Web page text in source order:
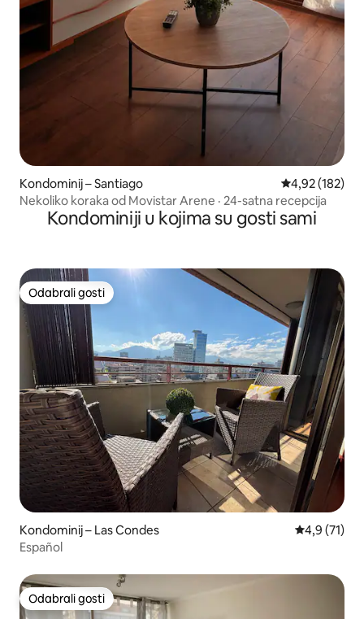
Kondominij – Santiago Prosječna
4,92 (182)
Nekoliko koraka od Movistar Arene · 24-satna recepcija
Kondominiji u kojima su gosti sami
Odabrali gosti
Odabrali gosti
Kondominij – Las Condes Prosječna
4,9 (71)
Español
Odabrali gosti
Odabrali gosti